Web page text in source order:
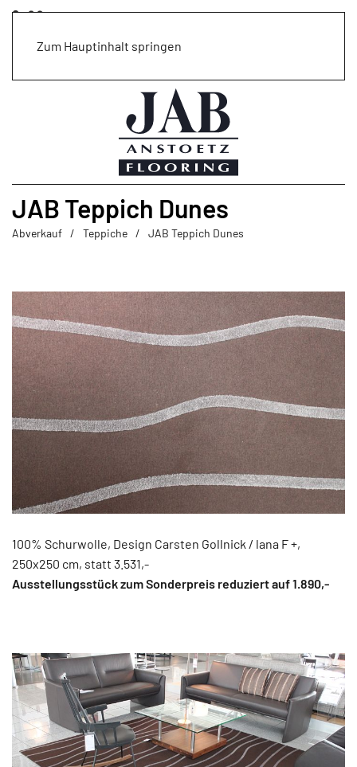
Zum Hauptinhalt springen
JAB Teppich Dunes
Abverkauf Teppiche JAB Teppich Dunes
100% Schurwolle, Design Carsten Gollnick / lana F +,
250x250 cm, statt 3.531,-
Ausstellungsstück zum Sonderpreis reduziert auf 1.890,-